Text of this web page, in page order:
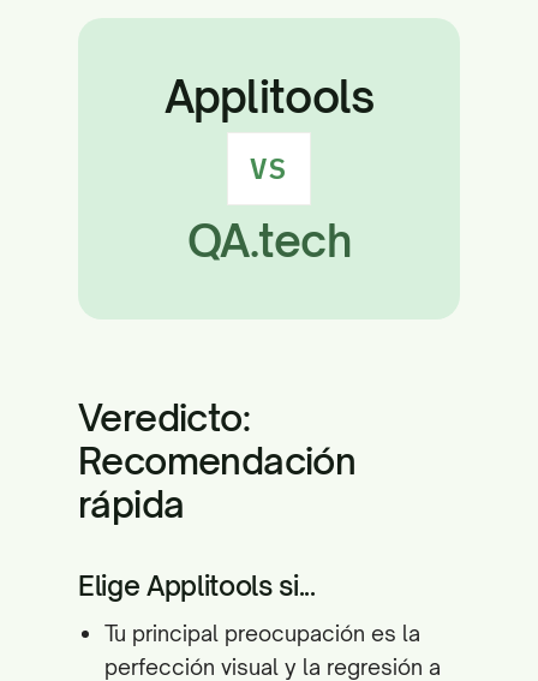
Applitools
VS
QA.tech
Veredicto:
Recomendación
rápida
Elige Applitools si...
Tu principal preocupación es la
perfección visual y la regresión a